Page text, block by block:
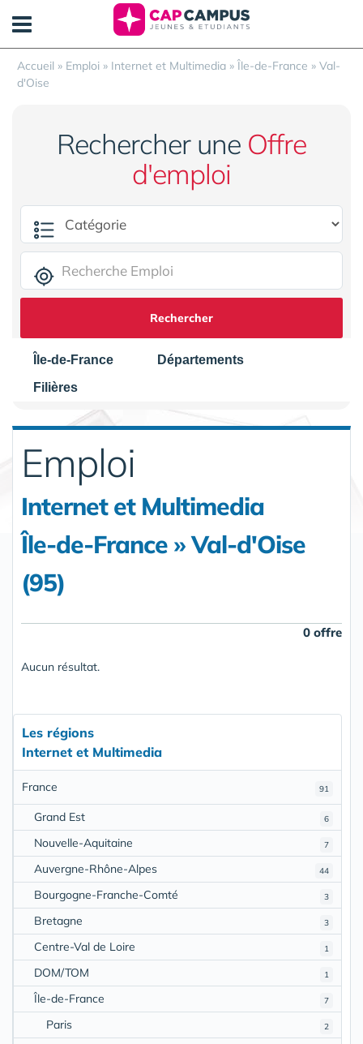
Accueil » Emploi » Internet et Multimedia » Île-de-France » Val-
d'Oise
Rechercher une Offre
d'emploi
Rechercher
Île-de-France
Départements
Filières
Emploi
Internet et Multimedia
Île-de-France » Val-d'Oise
(95)
0 offre
Aucun résultat.
Les régions
Internet et Multimedia
91
France
6
Grand Est
7
Nouvelle-Aquitaine
44
Auvergne-Rhône-Alpes
3
Bourgogne-Franche-Comté
3
Bretagne
1
Centre-Val de Loire
1
DOM/TOM
7
Île-de-France
2
Paris
Panneau de gestion des cookies